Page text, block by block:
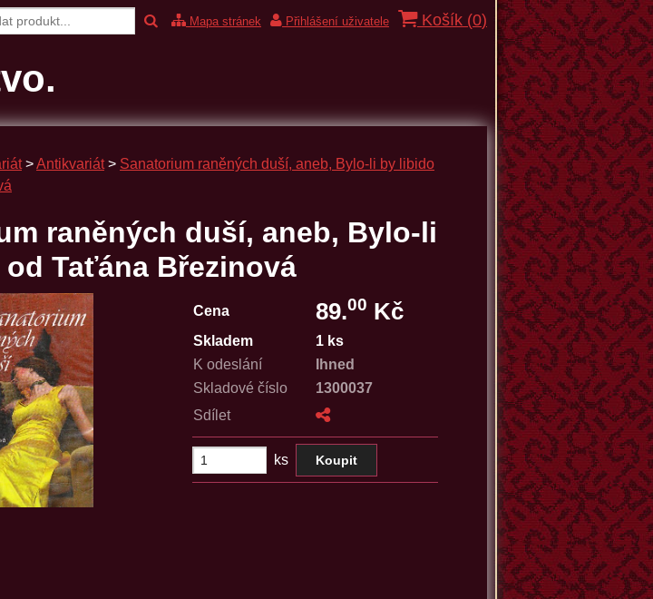
Mapa stránek Přihlášení uživatele Košík (0)
>Antikvariát > Sanatorium raněných duší, aneb, Bylo-li by libido
raněných duší, aneb, Bylo-li
Taťána Březinová
Cena 89.00 Kč
Skladem
1 ks
K odeslání
Ihned
Skladové číslo
1300037
Sdílet
ks